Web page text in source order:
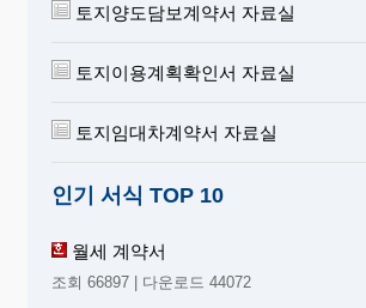
토지양도담보계약서 자료실
토지이용계획확인서 자료실
토지임대차계약서 자료실
인기 서식 TOP 10
월세 계약서
조회 66897 | 다운로드 44072